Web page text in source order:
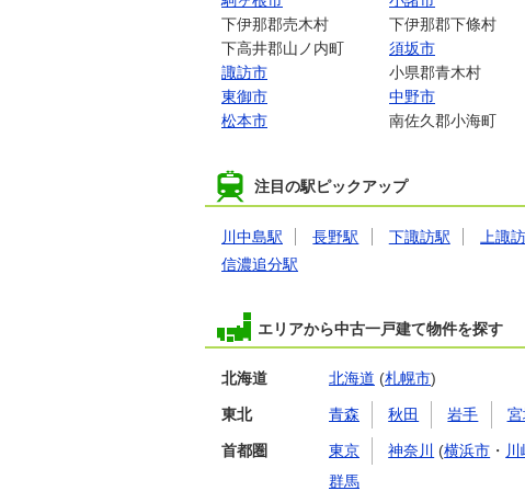
下伊那郡売木村
下伊那郡下條村
下高井郡山ノ内町
須坂市
諏訪市
小県郡青木村
東御市
中野市
松本市
南佐久郡小海町
注目の駅ピックアップ
川中島駅 長野駅 下諏訪駅 上諏
信濃追分駅
エリアから中古一戸建て物件を探す
北海道 北海道 (札幌市)
東北 青森 秋田 岩手
首都圏 東京 神奈川 (横浜市 ・
群馬